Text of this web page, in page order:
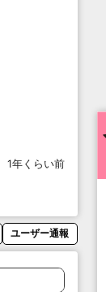
1年くらい前
ユーザー通報